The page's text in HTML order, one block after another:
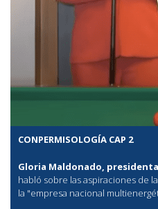
CONPERMISOLOGÍA CAP 2
Gloria Maldonado,
habló sobre las aspiraciones de
la "empresa nacional